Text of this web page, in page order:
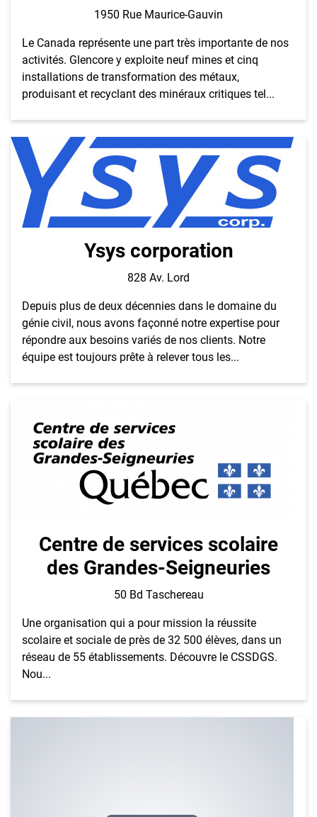
1950 Rue Maurice-Gauvin
Le Canada représente une part très importante de nos
activités. Glencore y exploite neuf mines et cinq
installations de transformation des métaux,
produisant et recyclant des minéraux critiques tel...
Ysys corporation
828 Av. Lord
Depuis plus de deux décennies dans le domaine du
génie civil, nous avons façonné notre expertise pour
répondre aux besoins variés de nos clients. Notre
équipe est toujours prête à relever tous les...
Centre de services scolaire
des Grandes-Seigneuries
50 Bd Taschereau
Une organisation qui a pour mission la réussite
scolaire et sociale de près de 32 500 élèves, dans un
réseau de 55 établissements. Découvre le CSSDGS.
Nou...